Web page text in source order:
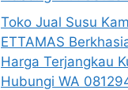
Toko Jual Susu
ETTAMAS
Harga Terjangkau
Hubungi WA